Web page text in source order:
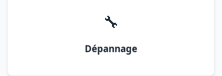
🔧
Dépannage